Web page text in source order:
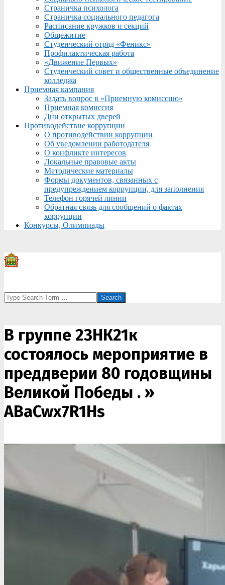
Страничка психолога
Страничка социального педагога
Расписание кружков и секций
Общежитие
Студенческий отряд «Феникс»
Профилактическая работа
«Движение Первых»
Студенческий совет и общественные объединение
колледжа
Приемная кампания
Задать вопрос в «Приемную комиссию»
Приемная комиссия
Дни открытых дверей
Противодействие коррупции
О противодействии коррупции
Об уведомлении работодателя
О конфликте интересов
Локальные правовые акты
Методические материалы
Формы документов, связанных с
предупреждением коррупции, для заполнения
Телефон горячей линии
Обратная связь для сообщений о фактах
коррупции
Конкурсы, Олимпиады
Search
В группе 23НК21к
состоялось мероприятие в
преддверии 80 годовщины
Великой Победы . »
ABaCwx7R1Hs